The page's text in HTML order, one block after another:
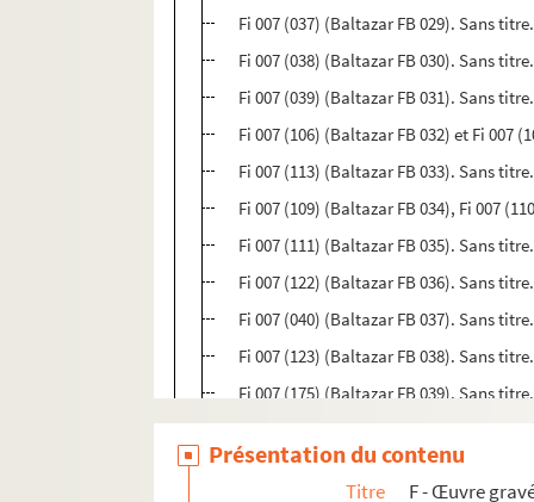
Fi 007 (037) (Baltazar FB 029). Sans
Fi 007 (038) (Baltazar FB 030). Sans
Fi 007 (039) (Baltazar FB 031). Sans
Fi 007 (106) (Baltazar FB 032) et Fi 007
Fi 007 (113) (Baltazar FB 033). Sans
Fi 007 (109) (Baltazar FB 034), Fi 007
Fi 007 (111) (Baltazar FB 035). Sans
Fi 007 (122) (Baltazar FB 036). Sans
Fi 007 (040) (Baltazar FB 037). Sans
Fi 007 (123) (Baltazar FB 038). Sans
Fi 007 (175) (Baltazar FB 039). Sans
Fi 007 (112) (Baltazar FB 040). Sans
Fi 007 (063-066) (Baltazar FB 041-044).
Présentation du contenu
Titre F - Œuvre